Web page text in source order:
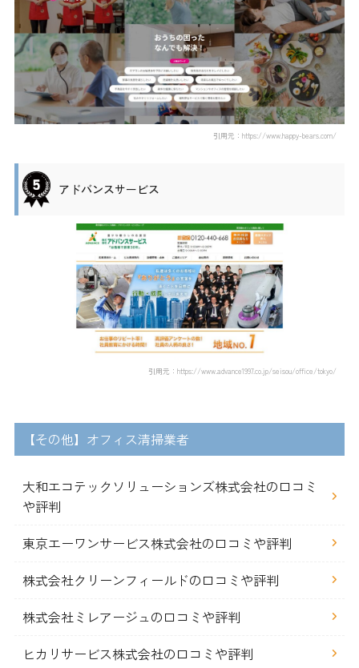
引用元：https://www.happy-bears.com/
アドバンスサービス
引用元：https://www.advance1997.co.jp/seisou/office/tokyo/
【その他】オフィス清掃業者
大和エコテックソリューションズ株式会社の口コミ
や評判
東京エーワンサービス株式会社の口コミや評判
株式会社クリーンフィールドの口コミや評判
株式会社ミレアージュの口コミや評判
ヒカリサービス株式会社の口コミや評判